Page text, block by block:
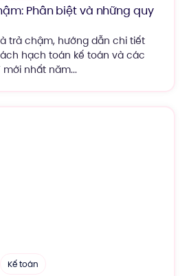
Phân biệt và những quy
trả chậm, hướng dẫn chi tiết
hạch toán kế toán và các
mới nhất năm...
Kế toán